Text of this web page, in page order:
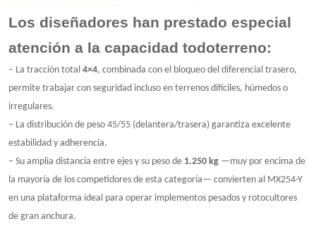
Los diseñadores han prestado especial
atención a la capacidad todoterreno:
– La tracción total 4×4, combinada con el bloqueo del diferencial trasero,
permite trabajar con seguridad incluso en terrenos difíciles, húmedos o
irregulares.
– La distribución de peso 45/55 (delantera/trasera) garantiza excelente
estabilidad y adherencia.
– Su amplia distancia entre ejes y su peso de 1.250 kg —muy por encima de
la mayoría de los competidores de esta categoría— convierten al MX254-Y
en una plataforma ideal para operar implementos pesados y rotocultores
de gran anchura.